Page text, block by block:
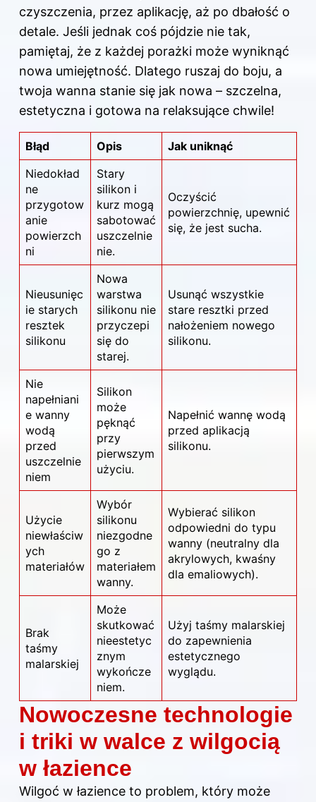
czyszczenia, przez aplikację, aż po dbałość o
detale. Jeśli jednak coś pójdzie nie tak,
pamiętaj, że z każdej porażki może wyniknąć
nowa umiejętność. Dlatego ruszaj do boju, a
twoja wanna stanie się jak nowa – szczelna,
estetyczna i gotowa na relaksujące chwile!
Błąd Opis
Jak uniknąć
Niedokład
ne
przygotow
anie
powierzch
ni
Stary
silikon i
kurz mogą
sabotować
uszczelnie
nie.
Oczyścić
powierzchnię, upewnić
się, że jest sucha.
Nieusunięc
ie starych
resztek
silikonu
Nowa
warstwa
silikonu nie
przyczepi
się do
starej.
Usunąć wszystkie
stare resztki przed
nałożeniem nowego
silikonu.
Nie
napełniani
e wanny
wodą
przed
uszczelnie
niem
Silikon
może
pęknąć
przy
pierwszym
użyciu.
Napełnić wannę wodą
przed aplikacją
silikonu.
Użycie
niewłaściw
ych
materiałów
Wybór
silikonu
niezgodne
go z
materiałem
wanny.
Wybierać silikon
odpowiedni do typu
wanny (neutralny dla
akrylowych, kwaśny
dla emaliowych).
Brak
taśmy
malarskiej
Może
skutkować
nieestetyc
znym
wykończe
niem.
Użyj taśmy malarskiej
do zapewnienia
estetycznego
wyglądu.
Nowoczesne technologie
i triki w walce z wilgocią
w łazience
Wilgoć w łazience to problem, który może